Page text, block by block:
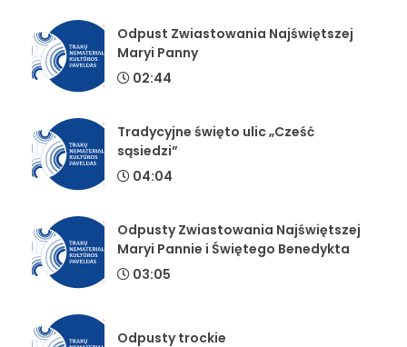
Odpust Zwiastowania Najświętszej
Maryi Panny
02:44
Tradycyjne święto ulic „Cześć
sąsiedzi”
04:04
Odpusty Zwiastowania Najświętszej
Maryi Pannie i Świętego Benedykta
03:05
Odpusty trockie